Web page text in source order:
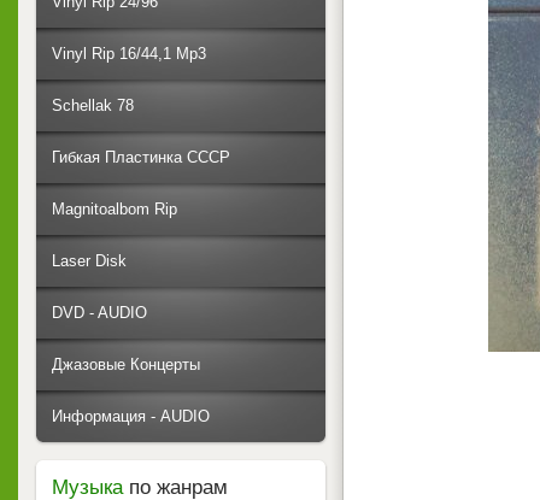
Vinyl Rip 16/44,1 Mp3
Schellak 78
Гибкая Пластинка СССР
Magnitoalbom Rip
Laser Disk
DVD - AUDIO
Джазовые Концерты
Информация - AUDIO
Музыкапо жанрам